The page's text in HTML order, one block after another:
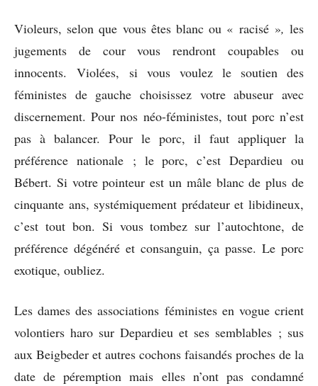
Violeurs, selon que vous êtes blanc ou « racisé », les
jugements de cour vous rendront coupables ou
innocents. Violées, si vous voulez le soutien des
féministes de gauche choisissez votre abuseur avec
discernement. Pour nos néo-féministes, tout porc n’est
pas à balancer. Pour le porc, il faut appliquer la
préférence nationale ; le porc, c’est Depardieu ou
Bébert. Si votre pointeur est un mâle blanc de plus de
cinquante ans, systémiquement prédateur et libidineux,
c’est tout bon. Si vous tombez sur l’autochtone, de
préférence dégénéré et consanguin, ça passe. Le porc
exotique, oubliez.
Les dames des associations féministes en vogue crient
volontiers haro sur Depardieu et ses semblables ; sus
aux Beigbeder et autres cochons faisandés proches de la
date de péremption mais elles n’ont pas condamné